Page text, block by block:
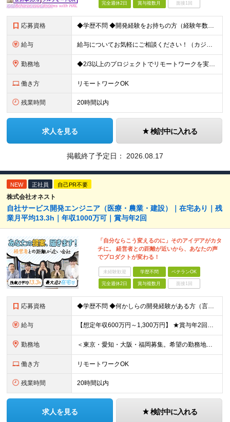
完全週休2日 賞与複数月 面接1回
応募資格 ◆学歴不問 ◆開発経験をお持ちの方（経験年数不問） ＜こんな方は大歓迎！＞ ◎今の収入をもっと増やしたい ◎もっと上流の案件で活躍したい ◎将来のキャリアにつながる案件に携わりたい ◎自分のやりたい
給与 給与についてお気軽にご相談ください！（カジュアル面談可能） 月給35万円～＋各種手当＋賞与2回 ※固定残業代は、時間外労働の有無に関わらず40時間分を87,500円～支給 ※超過分は別途支給 ※試用
勤務地 ◆2/3以上のプロジェクトでリモートワークを実施中！ ≪自社拠点≫ ・東京本社／東京都千代田区丸の内二丁目6番1号 丸の内パークビルディング6階 ・関西支社／⼤阪府⼤阪市中央区安⼟町2-3-13 ⼤
働き方 リモートワークOK
残業時間 20時間以内
求人を見る 検討中に入れる
掲載終了予定日： 2026.08.17
NEW 正社員 自己PR不要
株式会社オネスト
自社サービス開発エンジニア（医療・農業・建設）｜在宅あり｜残
業月平均13.3h｜年収1000万可｜賞与年2回
「自分ならこう変えるのに」そのアイデアがカタ
チに。 経営者との距離が近いから、あなたの声
でプロダクトが変わる！
未経験歓迎 学歴不問 ベテランOK
完全週休2日 賞与複数月 面接1回
応募資格 ◆学歴不問 ◆何かしらの開発経験がある方（言語不問） ◆マネジメント経験がある方（規模不問） ＜以下のような方を歓迎します＞ ◎これまでの経験を活かし管理職を目指したい方 ◎新しいサービスの企画から
給与 【想定年収600万円～1,300万円】 ★賞与年2回＋勤務地手当＋残業手当（年平均残業時間にて算出）を含む ※基本給＋勤務地手当＋役職手当 ※勤務地手当：結婚の有無に関係なく、物価などの違いを考慮して
勤務地 ＜東京・愛知・大阪・福岡募集。希望の勤務地で働けます＞ 希望通りの配属＆転勤も基本なし！ 「プロジェクト人員の枠を広げたい」などといった、 会社からの強制的な異動・出向依頼はありません。 ■東京オフ
働き方 リモートワークOK
残業時間 20時間以内
求人を見る 検討中に入れる